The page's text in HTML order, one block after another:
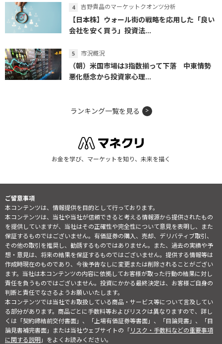
吉野貴晶のマーケットクオンツ分析
【日本株】ウォール街の戦略を応用した「良い
会社を安く買う」投資法...
市況概況
（朝）米国市場は3指数揃って下落 中東情勢
悪化懸念から投資家心理...
ランキング一覧を見る
お金を学び、マーケットを知り、未来を描く
ご留意事項
本コンテンツは、情報提供を目的として行っております。
本コンテンツは、当社や当社が信頼できると考える情報源から提供されたもの
を提供していますが、当社はその正確性や完全性について意見を表明し、また
保証するものではございません。有価証券の購入、売却、デリバティブ取引、
その他の取引を推奨し、勧誘するものではありません。また、過去の実績や予
想・意見は、将来の結果を保証するものではございません。提供する情報等は
作成時現在のものであり、今後予告なしに変更または削除されることがござい
ます。当社は本コンテンツの内容に依拠してお客様が取った行動の結果に対し
責任を負うものではございません。投資にかかる最終決定は、お客様ご自身の
判断と責任でなさるようお願いいたします。
本コンテンツでは当社でお取扱している商品・サービス等について言及してい
る部分があります。商品ごとに手数料等およびリスクは異なりますので、詳し
くは「契約締結前交付書面」、「上場有価証券等書面」、「目論見書」、「目
論見書補完書面」または当社ウェブサイトの「リスク・手数料などの重要事項
に関する説明」をよくお読みください。